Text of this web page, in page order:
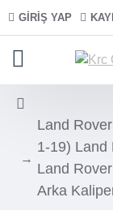
GIRIŞ YAP
Land
1-19) Land
Land
Arka